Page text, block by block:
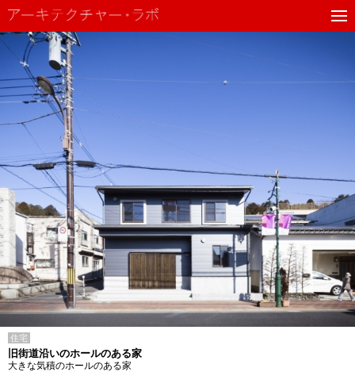
住宅
旧街道沿いのホールのある家
大きな気積のホールのある家